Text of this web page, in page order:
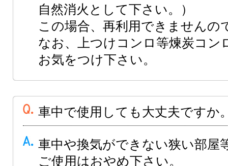
自然消火として下さい。）
この場合、再利用できませんの
なお、上つけコンロ等煉炭コン
お気をつけ下さい。
車中で使用しても大丈夫ですか
車中や換気ができない狭い部屋
ご使用はおやめ下さい。